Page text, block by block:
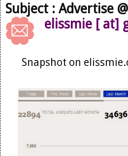
Subject : Advertise
elissmie [ at]
Snapshot on